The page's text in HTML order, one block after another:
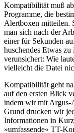
Kompatibilität muß
Programme, die
Alertboxen mitteilen.
man sich nach der
einer für Sekunden
huschendes Etwas
verunsichert: Wie
vielleicht die Datei
Kompatibilität geht
auf den ersten Blick
indem wir mit Argus-
Grund drucken wir
Informationen in
»umfassende« TT-